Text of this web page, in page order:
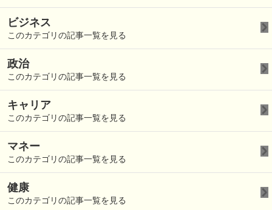
ビジネス
このカテゴリの記事一覧を見る
政治
このカテゴリの記事一覧を見る
キャリア
このカテゴリの記事一覧を見る
マネー
このカテゴリの記事一覧を見る
健康
このカテゴリの記事一覧を見る